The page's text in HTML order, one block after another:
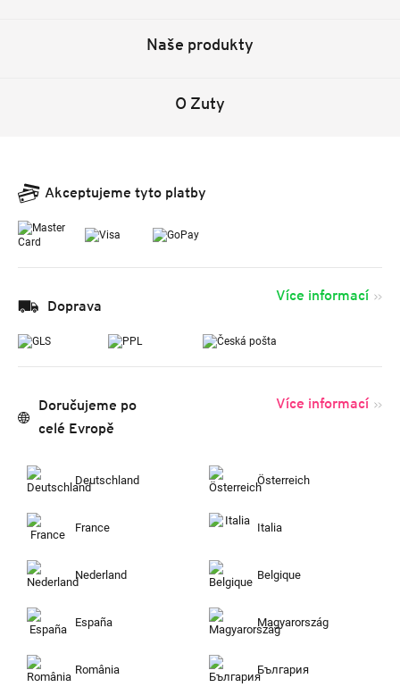
Naše produkty
O Zuty
Akceptujeme tyto platby
Doprava
Více informací
Doručujeme po
celé Evropě
Více informací
Deutschland Österreich
France Italia
Nederland Belgique
España Magyarország
România България